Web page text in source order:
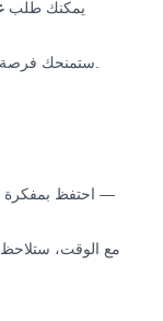
يمكنك طلب
احتفظ بمفكرة صغيرة أو استخدم تطبيق ملاحظات لتسجيل ما جربته —
مع الوقت،